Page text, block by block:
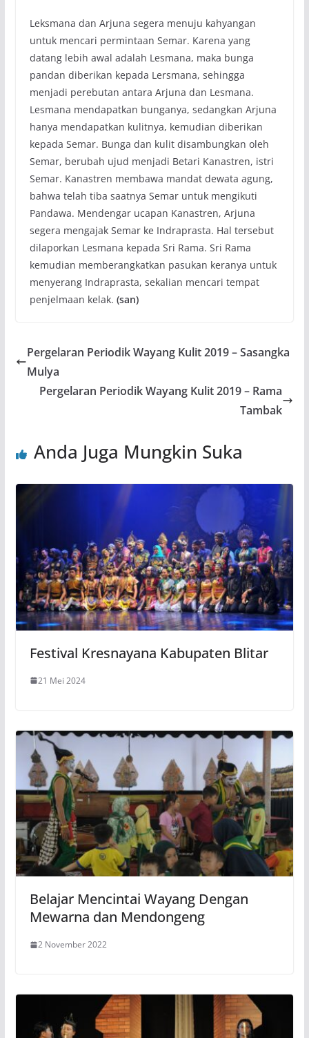
Leksmana dan Arjuna segera menuju kahyangan
untuk mencari permintaan Semar. Karena yang
datang lebih awal adalah Lesmana, maka bunga
pandan diberikan kepada Lersmana, sehingga
menjadi perebutan antara Arjuna dan Lesmana.
Lesmana mendapatkan bunganya, sedangkan Arjuna
hanya mendapatkan kulitnya, kemudian diberikan
kepada Semar. Bunga dan kulit disambungkan oleh
Semar, berubah ujud menjadi Betari Kanastren, istri
Semar. Kanastren membawa mandat dewata agung,
bahwa telah tiba saatnya Semar untuk mengikuti
Pandawa. Mendengar ucapan Kanastren, Arjuna
segera mengajak Semar ke Indraprasta. Hal tersebut
dilaporkan Lesmana kepada Sri Rama. Sri Rama
kemudian memberangkatkan pasukan keranya untuk
menyerang Indraprasta, sekalian mencari tempat
penjelmaan kelak. (san)
Pergelaran Periodik Wayang Kulit 2019 – Sasangka
Mulya
Pergelaran Periodik Wayang Kulit 2019 – Rama
Tambak
Anda Juga Mungkin Suka
Festival Kresnayana Kabupaten Blitar
21 Mei 2024
Belajar Mencintai Wayang Dengan
Mewarna dan Mendongeng
2 November 2022